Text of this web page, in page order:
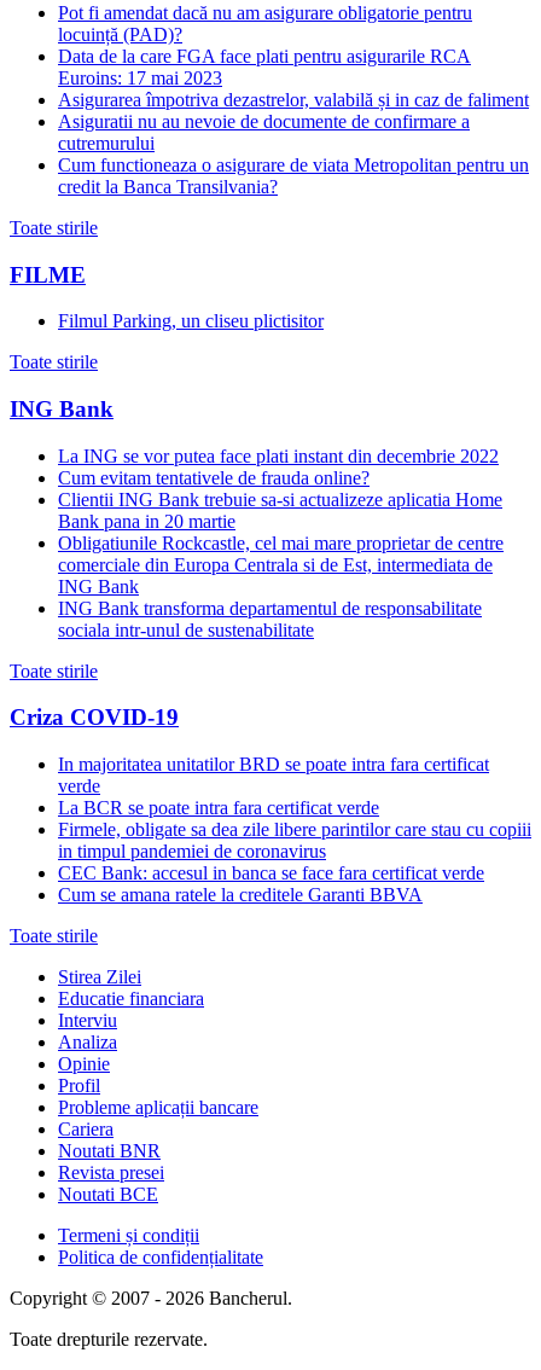
Pot fi amendat dacă nu am asigurare obligatorie pentru
locuință (PAD)?
Data de la care FGA face plati pentru asigurarile RCA
Euroins: 17 mai 2023
Asigurarea împotriva dezastrelor, valabilă și in caz de faliment
Asiguratii nu au nevoie de documente de confirmare a
cutremurului
Cum functioneaza o asigurare de viata Metropolitan pentru un
credit la Banca Transilvania?
Toate stirile
FILME
Filmul Parking, un cliseu plictisitor
Toate stirile
ING Bank
La ING se vor putea face plati instant din decembrie 2022
Cum evitam tentativele de frauda online?
Clientii ING Bank trebuie sa-si actualizeze aplicatia Home
Bank pana in 20 martie
Obligatiunile Rockcastle, cel mai mare proprietar de centre
comerciale din Europa Centrala si de Est, intermediata de
ING Bank
ING Bank transforma departamentul de responsabilitate
sociala intr-unul de sustenabilitate
Toate stirile
Criza COVID-19
In majoritatea unitatilor BRD se poate intra fara certificat
verde
La BCR se poate intra fara certificat verde
Firmele, obligate sa dea zile libere parintilor care stau cu copiii
in timpul pandemiei de coronavirus
CEC Bank: accesul in banca se face fara certificat verde
Cum se amana ratele la creditele Garanti BBVA
Toate stirile
Stirea Zilei
Educatie financiara
Interviu
Analiza
Opinie
Profil
Probleme aplicații bancare
Cariera
Noutati BNR
Revista presei
Noutati BCE
Termeni și condiții
Politica de confidențialitate
Copyright © 2007 - 2026 Bancherul.
Toate drepturile rezervate.